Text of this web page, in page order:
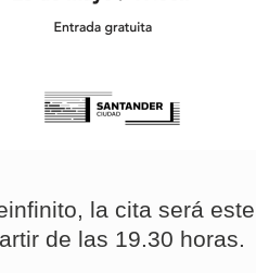
la cita será
de las 19.30 horas.